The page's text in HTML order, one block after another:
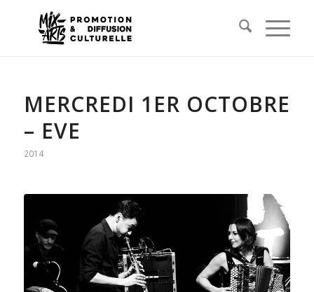
MERCREDI 1ER OCTOBRE
– EVE
2014